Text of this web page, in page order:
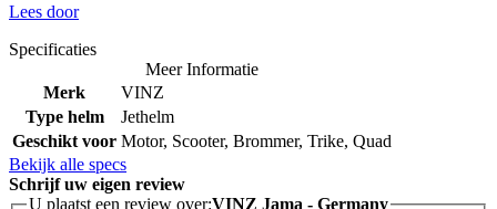
Lees door
Specificaties
Meer Informatie
Merk
VINZ
Type helm
Jethelm
Geschikt voor Motor, Scooter, Brommer, Trike, Quad
Bekijk alle specs
Schrijf uw eigen review
U plaatst een review over:VINZ Jama - Germany